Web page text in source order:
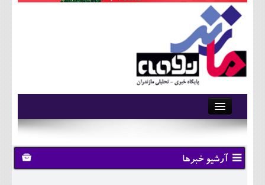
آرشیو
تماس با ما
وبلاگ
آرشیو خبرها